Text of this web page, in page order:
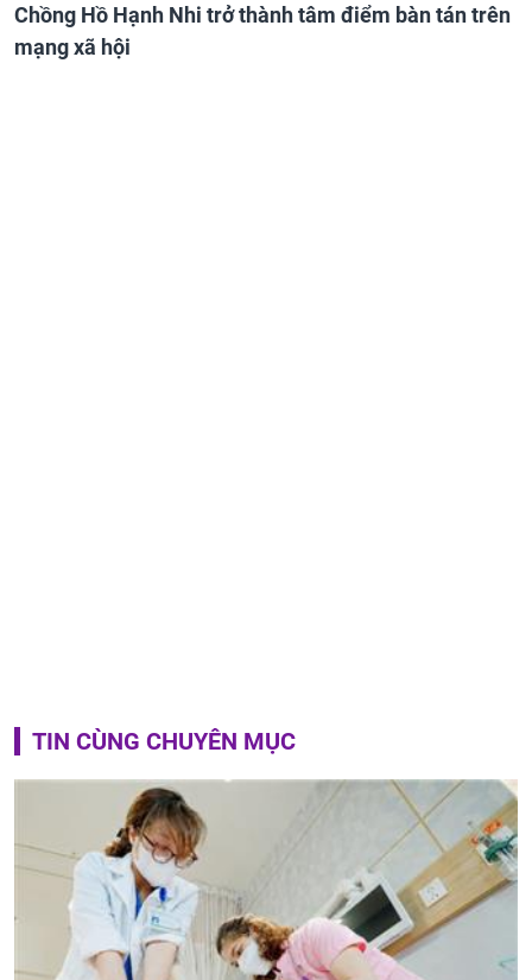
Chồng Hồ Hạnh Nhi trở thành tâm điểm bàn tán trên
mạng xã hội
TIN CÙNG CHUYÊN MỤC